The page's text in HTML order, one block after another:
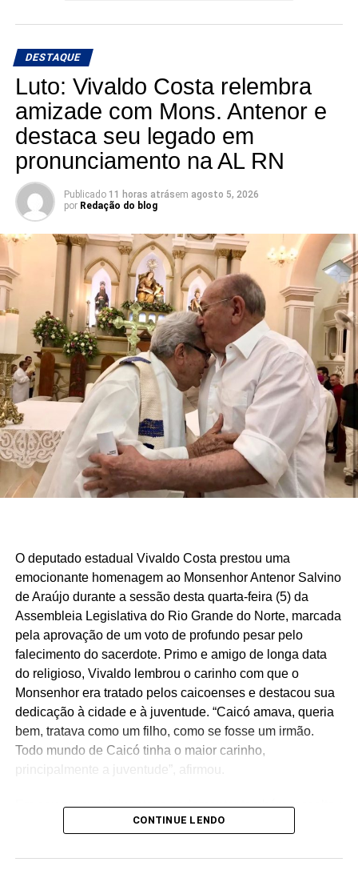
município, ampliando sua base política e reforçando um
representatividade em todas as regiões do estado.
Com o apoio de Felipão e Erasmo, Juninho Saia Rodada
segue consolidando alianças estratégicas e fortalecendo
um movimento político que cresce a cada dia, reunindo
prefeitos, ex-prefeitos, vereadores e lideranças
comprometidas com o desenvolvimento dos municípios e
com uma maior representatividade do Rio Grande do
Norte na Câmara Federal
DESTAQUE
Luto: Vivaldo Costa relembra
amizade com Mons. Antenor e
destaca seu legado em
pronunciamento na AL RN
Publicado 11 horas atrásem agosto 5, 2026
por Redação do blog
O deputado estadual Vivaldo Costa prestou uma
emocionante homenagem ao Monsenhor Antenor Salvino
de Araújo durante a sessão desta quarta-feira (5) da
Assembleia Legislativa do Rio Grande do Norte, marcada
pela aprovação de um voto de profundo pesar pelo
falecimento do sacerdote. Primo e amigo de longa data
do religioso, Vivaldo lembrou o carinho com que o
Monsenhor era tratado pelos caicoenses e destacou sua
dedicação à cidade e à juventude. “Caicó amava, queria
bem, tratava como um filho, como se fosse um irmão.
Todo mundo de Caicó tinha o maior carinho,
principalmente a juventude”, afirmou.
Em seu pronunciamento, o parlamentar também ressaltou
uma das marcas do legado de Monsenhor Antenor: a luta
que o sacerdote apresentou o pleito à então governadora
CONTINUE LENDO